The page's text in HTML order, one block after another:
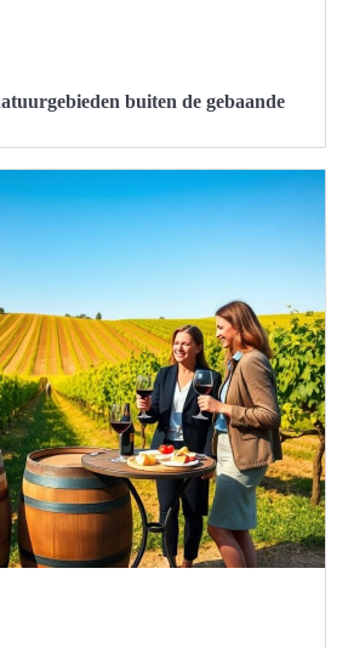
buiten de gebaande